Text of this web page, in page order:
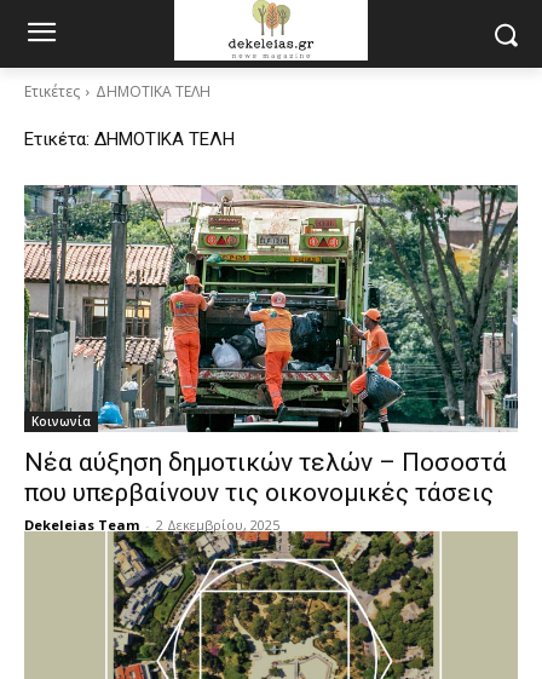
Ετικέτες ΔΗΜΟΤΙΚΑ ΤΕΛΗ
Ετικέτα: ΔΗΜΟΤΙΚΑ ΤΕΛΗ
Κοινωνία
Νέα αύξηση δημοτικών τελών – Ποσοστά
που υπερβαίνουν τις οικονομικές τάσεις
Dekeleias Team - 2 Δεκεμβρίου, 2025